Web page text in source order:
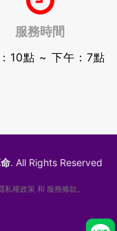
服務時間
10點 ~ 下午：7點
. All Rights Reserved
私權政策和 服務條款。